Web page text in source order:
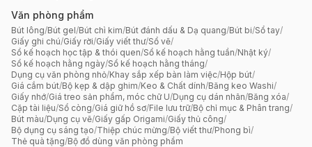
Văn phòng phẩm
Bút lông/Bút gel/Bút chì kim/Bút đánh dấu & Dạ quang/Bút bi/Sổ tay/
Giấy ghi chú/Giấy rời/Giấy viết thư/Sổ vẽ/
Sổ kế hoạch học tập & thói quen/Sổ kế hoạch hằng tuần/Nhật ký/
Sổ kế hoạch hằng ngày/Sổ kế hoạch hằng tháng/
Dụng cụ văn phòng nhỏ/Khay sắp xếp bàn làm việc/Hộp bút/
Giá cắm bút/Bộ kẹp & dập ghim/Keo & Chất dính/Băng keo Washi/
Giấy nhớ/Giá treo sản phẩm, móc chữ U/Dụng cụ dán nhãn/Băng xóa/
Cặp tài liệu/Sổ còng/Giá giữ hồ sơ/File lưu trữ/Bộ chỉ mục & Phân trang/
Bút màu/Dụng cụ vẽ/Giấy gấp Origami/Giấy thủ công/
Bộ dụng cụ sáng tạo/Thiệp chúc mừng/Bộ viết thư/Phong bì/
Thẻ quà tặng/Bộ đồ dùng văn phòng phẩm